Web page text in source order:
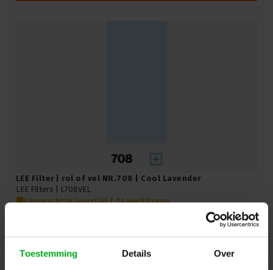
Toestemming Details Over
LEE Filter | rol of vel NR.708 | Cool Lavender
LEE Filters |
L708VEL
Verwachtte levertijd 7-14 werkdagen